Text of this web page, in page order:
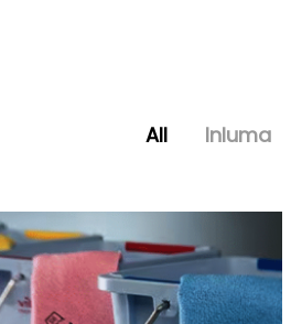
All Inluma